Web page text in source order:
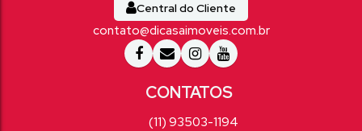
Central do Cliente
contato@dicasaimoveis.com.br
(11) 93503-1194